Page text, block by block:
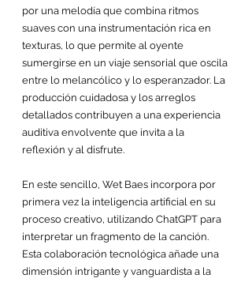
por una melodía que combina ritmos
suaves con una instrumentación rica en
texturas, lo que permite al oyente
sumergirse en un viaje sensorial que oscila
entre lo melancólico y lo esperanzador. La
producción cuidadosa y los arreglos
detallados contribuyen a una experiencia
auditiva envolvente que invita a la
reflexión y al disfrute.​
En este sencillo, Wet Baes incorpora por
primera vez la inteligencia artificial en su
proceso creativo, utilizando ChatGPT para
interpretar un fragmento de la canción.
Esta colaboración tecnológica añade una
dimensión intrigante y vanguardista a la